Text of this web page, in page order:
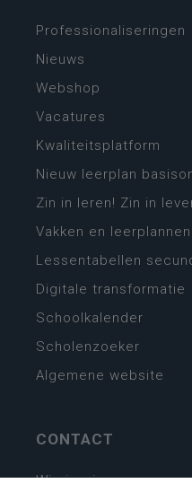
Professionaliseringen
Nieuws
Webshop
Vacatures
Kwaliteitsplatform
Nieuw leerplan
Zin in leren! Zin in
Vakken en
Lessentabellen
Digitale transformatie
Schoolkalender
Scholenzoeker
Algemene website
CONTACT
Wie is wie